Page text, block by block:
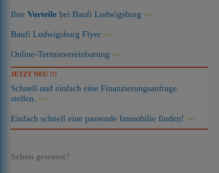
IhreVorteile bei Baufi Ludwigsburg
Baufi Ludwigsburg Flyer
Online-Terminvereinbarung
JETZT NEU !!!
Schnell und einfach eine Finanzierungsanfrage
stellen.
Einfach schnell eine passende Immobilie finden!
Schon gewusst?